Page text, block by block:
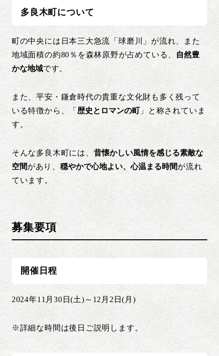
多良木町について
町の中央には日本三大急流「球磨川」が流れ、また
地域面積の約80％を森林原野が占めている、自然豊
かな地域です。
また、平安・鎌倉時代の貴重な文化財も多く残って
いる特徴から、「歴史とロマンの町 」と称されていま
す。
そんな多良木町には、 昔懐かしい風情を感じる素敵な
空間があり、穏やかで心地よい、心温まる時間が流れ
ています。
募集要項
開催日程
2024年11月30日(土)～12月2日(月)
※詳細な時間は後日ご説明します。